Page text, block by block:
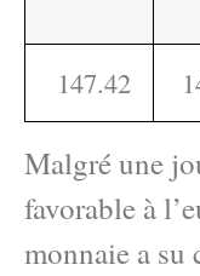
147.42
Malgré une
favorable à
monnaie a su